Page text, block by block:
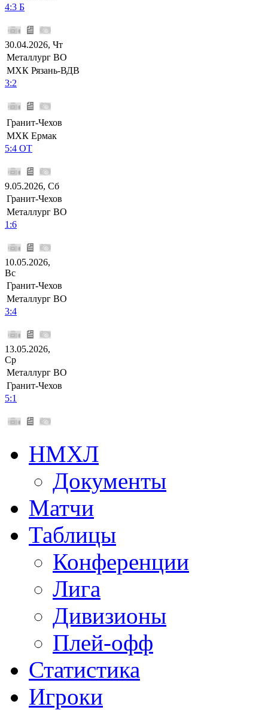
4:3 Б
30.04.2026, Чт
Металлург ВО
МХК Рязань-ВДВ
3:2
Гранит-Чехов
МХК Ермак
5:4 ОТ
9.05.2026, Сб
Гранит-Чехов
Металлург ВО
1:6
10.05.2026,
Вс
Гранит-Чехов
Металлург ВО
3:4
13.05.2026,
Ср
Металлург ВО
Гранит-Чехов
5:1
НМХЛ
Документы
Матчи
Таблицы
Конференции
Лига
Дивизионы
Плей-офф
Статистика
Игроки